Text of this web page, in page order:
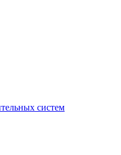
систем